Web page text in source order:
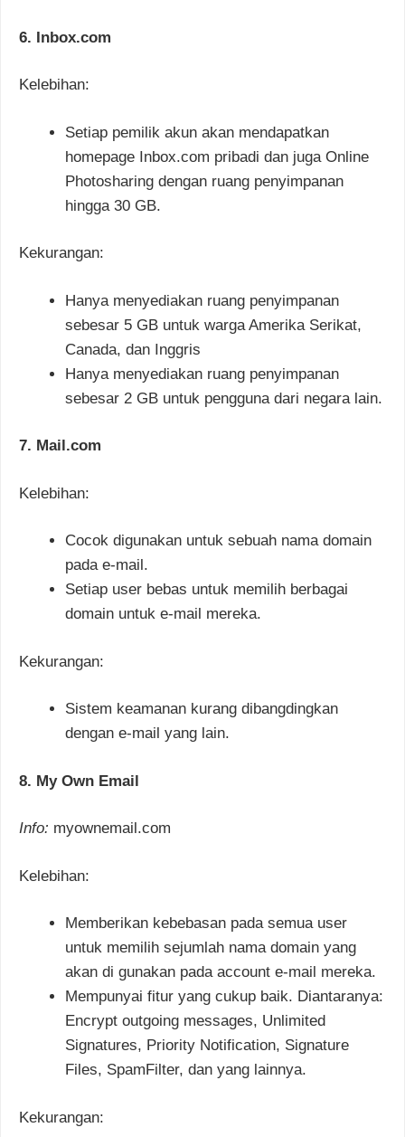
6. Inbox.com
Kelebihan:
Setiap pemilik akun akan mendapatkan
homepage Inbox.com pribadi dan juga Online
Photosharing dengan ruang penyimpanan
hingga 30 GB.
Kekurangan:
Hanya menyediakan ruang penyimpanan
sebesar 5 GB untuk warga Amerika Serikat,
Canada, dan Inggris
Hanya menyediakan ruang penyimpanan
sebesar 2 GB untuk pengguna dari negara lain.
7. Mail.com
Kelebihan:
Cocok digunakan untuk sebuah nama domain
pada e-mail.
Setiap user bebas untuk memilih berbagai
domain untuk e-mail mereka.
Kekurangan:
Sistem keamanan kurang dibangdingkan
dengan e-mail yang lain.
8. My Own Email
Info: myownemail.com
Kelebihan:
Memberikan kebebasan pada semua user
untuk memilih sejumlah nama domain yang
akan di gunakan pada account e-mail mereka.
Mempunyai fitur yang cukup baik. Diantaranya:
Encrypt outgoing messages, Unlimited
Signatures, Priority Notification, Signature
Files, SpamFilter, dan yang lainnya.
Kekurangan: